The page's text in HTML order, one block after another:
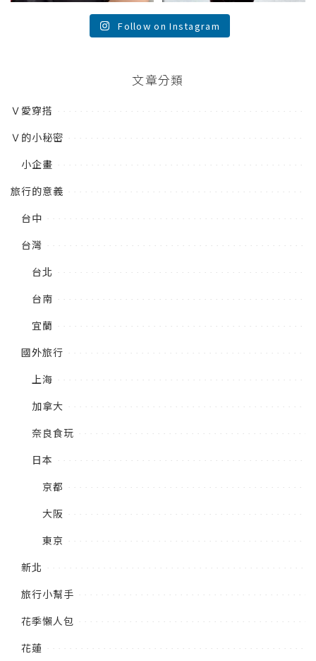
Follow on Instagram
文章分類
Ｖ愛穿搭
Ｖ的小秘密
小企畫
旅行的意義
台中
台灣
台北
台南
宜蘭
國外旅行
上海
加拿大
奈良食玩
日本
京都
大阪
東京
新北
旅行小幫手
花季懶人包
花蓮